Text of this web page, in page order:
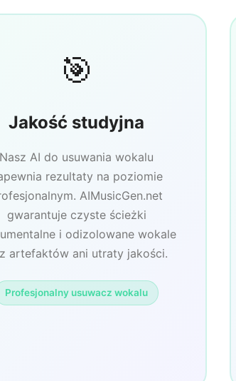
🎯
Jakość studyjna
Nasz AI do usuwania wokalu
rezultaty na poziomie
AIMusicGen.net
gwarantuje czyste ścieżki
i odizolowane wokale
artefaktów ani utraty jakości.
Profesjonalny usuwacz wokalu